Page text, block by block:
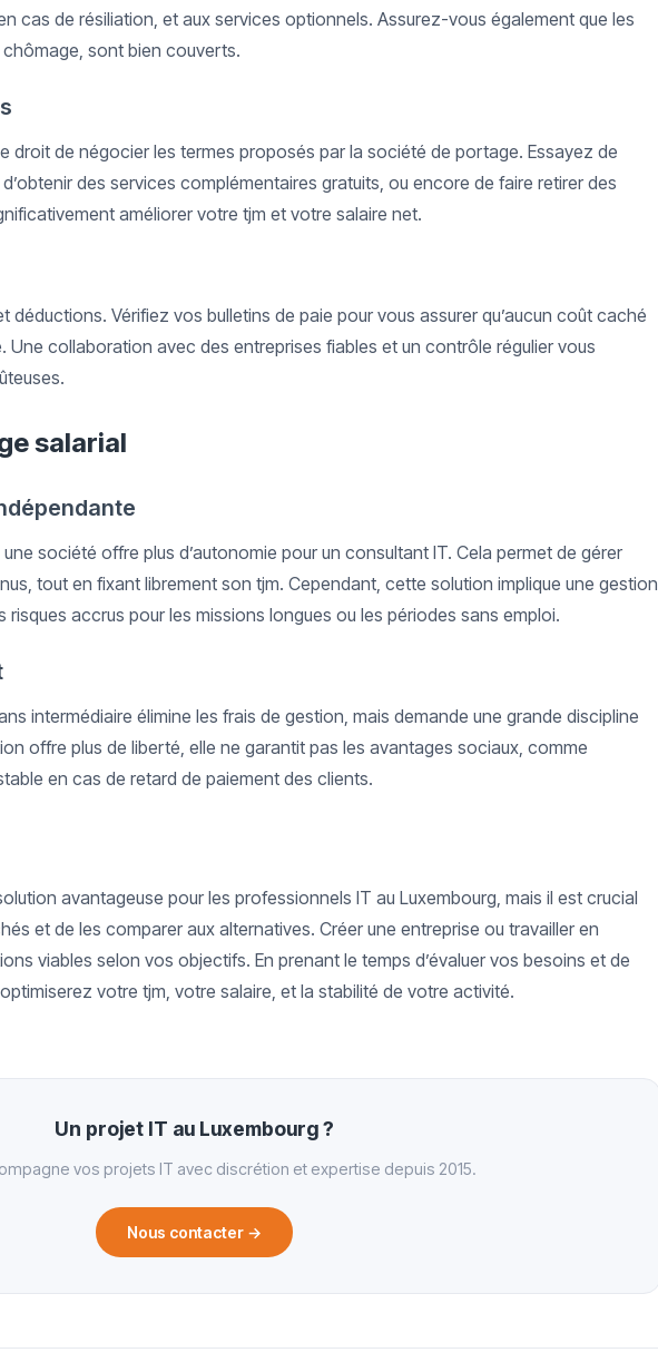
cas de résiliation, et aux services optionnels. Assurez-vous également que les
sont bien couverts.
droit de négocier les termes proposés par la société de portage. Essayez de
des services complémentaires gratuits, ou encore de faire retirer des
améliorer votre tjm et votre salaire net.
déductions. Vérifiez vos bulletins de paie pour vous assurer qu’aucun coût caché
Une collaboration avec des entreprises fiables et un contrôle régulier vous
salarial
société offre plus d’autonomie pour un consultant IT. Cela permet de gérer
tout en fixant librement son tjm. Cependant, cette solution implique une gestion
accrus pour les missions longues ou les périodes sans emploi.
intermédiaire élimine les frais de gestion, mais demande une grande discipline
offre plus de liberté, elle ne garantit pas les avantages sociaux, comme
en cas de retard de paiement des clients.
avantageuse pour les professionnels IT au Luxembourg, mais il est crucial
et de les comparer aux alternatives. Créer une entreprise ou travailler en
viables selon vos objectifs. En prenant le temps d’évaluer vos besoins et de
votre tjm, votre salaire, et la stabilité de votre activité.
Un projet IT au Luxembourg ?
vos projets IT avec discrétion et expertise depuis 2015.
Nous contacter→